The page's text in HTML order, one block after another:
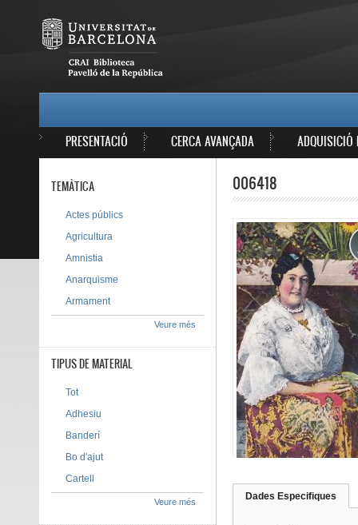
PRESENTACIÓ CERCA AVANÇADA ADQUISICIÓ
006418
Dades Especifiques
TEMÀTICA
Actes públics
Agricultura
Amnistia
Anarquisme
Armament
Veure més
TIPUS DE MATERIAL
Tot
Adhesiu
Banderí
Bo d'ajut
Cartell
Veure més